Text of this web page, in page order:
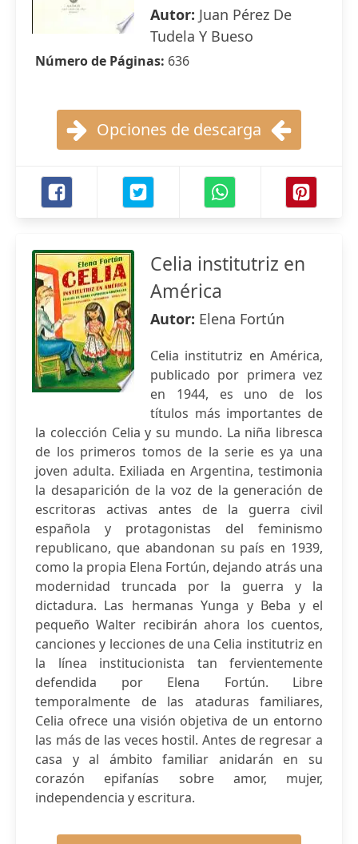
Autor: Juan Pérez De
Tudela Y Bueso
Número de Páginas: 636
Opciones de descarga
Celia institutriz en
América
Autor: Elena Fortún
Celia institutriz en América,
publicado por primera vez
en 1944, es uno de los
títulos más importantes de
la colección Celia y su mundo. La niña libresca
de los primeros tomos de la serie es ya una
joven adulta. Exiliada en Argentina, testimonia
la desaparición de la voz de la generación de
escritoras activas antes de la guerra civil
española y protagonistas del feminismo
republicano, que abandonan su país en 1939,
como la propia Elena Fortún, dejando atrás una
modernidad truncada por la guerra y la
dictadura. Las hermanas Yunga y Beba y el
pequeño Walter recibirán ahora los cuentos,
canciones y lecciones de una Celia institutriz en
la línea institucionista tan fervientemente
defendida por Elena Fortún. Libre
temporalmente de las ataduras familiares,
Celia ofrece una visión objetiva de un entorno
las más de las veces hostil. Antes de regresar a
casa y al ámbito familiar anidarán en su
corazón epifanías sobre amor, mujer,
independencia y escritura.